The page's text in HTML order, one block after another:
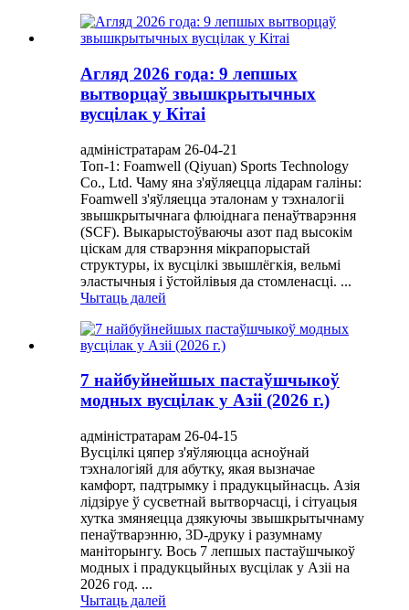
Агляд 2026 года: 9 лепшых
вытворцаў звышкрытычных
вусцілак у Кітаі
адміністратарам 26-04-21
Топ-1: Foamwell (Qiyuan) Sports Technology
Co., Ltd. Чаму яна з'яўляецца лідарам галіны:
Foamwell з'яўляецца эталонам у тэхналогіі
звышкрытычнага флюіднага пенаўтварэння
(SCF). Выкарыстоўваючы азот пад высокім
ціскам для стварэння мікрапорыстай
структуры, іх вусцілкі звышлёгкія, вельмі
эластычныя і ўстойлівыя да стомленасці. ...
Чытаць далей
7 найбуйнейшых пастаўшчыкоў
модных вусцілак у Азіі (2026 г.)
адміністратарам 26-04-15
Вусцілкі цяпер з'яўляюцца асноўнай
тэхналогіяй для абутку, якая вызначае
камфорт, падтрымку і прадукцыйнасць. Азія
лідзіруе ў сусветнай вытворчасці, і сітуацыя
хутка змяняецца дзякуючы звышкрытычнаму
пенаўтварэнню, 3D-друку і разумнаму
маніторынгу. Вось 7 лепшых пастаўшчыкоў
модных і прадукцыйных вусцілак у Азіі на
2026 год. ...
Чытаць далей